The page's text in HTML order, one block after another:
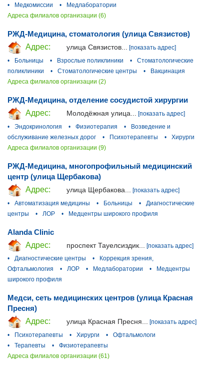
•
Медкомиссии •
Медлаборатории
Адреса филиалов организации (6)
РЖД-Медицина, стоматология (улица Связистов)
Адрес:
улица Связистов... [показать адрес]
•
Больницы • Взрослые поликлиники •
Стоматологические
поликлиники
• Стоматологические центры •
Вакцинация
Адреса филиалов организации (2)
РЖД-Медицина, отделение сосудистой хирургии
Адрес:
Молодёжная улица...
[показать адрес]
•
Эндокринология • Физиотерапия •
Возведение и
обслуживание железных дорог
• Психотерапевты •
Хирурги
Адреса филиалов организации (9)
РЖД-Медицина, многопрофильный медицинский
центр (улица Щербакова)
Адрес:
улица Щербакова...
[показать адрес]
•
Автоматизация медицины • Больницы •
Диагностические
центры
• ЛОР • Медцентры широкого профиля
Alanda Clinic
Адрес:
проспект Тауелсиздик...
[показать адрес]
•
Диагностические центры •
Коррекция зрения,
Офтальмология
• ЛОР • Медлаборатории •
Медцентры
широкого профиля
Медси, сеть медицинских центров (улица Красная
Пресня)
Адрес:
улица Красная Пресня... [показать адрес]
•
Психотерапевты • Хирурги •
Офтальмологи
•
Терапевты •
Физиотерапевты
Адреса филиалов организации (61)